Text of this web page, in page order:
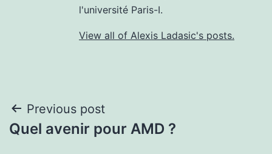
l'université Paris-I.
View all of Alexis Ladasic's posts.
Post
navigation
Previous post
Quel avenir pour AMD ?